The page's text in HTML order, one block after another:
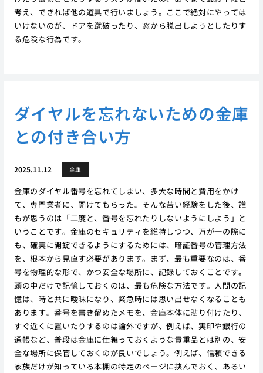
考え、できれば他の道具で行いましょう。ここで絶対にやっては
いけないのが、ドアを蹴破ったり、窓から脱出しようとしたりす
る危険な行為です。
ダイヤルを忘れないための金庫
との付き合い方
2025.11.12 金庫
金庫のダイヤル番号を忘れてしまい、多大な時間と費用をかけ
て、専門業者に、開けてもらった。そんな苦い経験をした後、誰
もが思うのは「二度と、番号を忘れたりしないようにしよう」と
いうことです。金庫のセキュリティを維持しつつ、万が一の際に
も、確実に開錠できるようにするためには、暗証番号の管理方法
を、根本から見直す必要があります。まず、最も重要なのは、番
号を物理的な形で、かつ安全な場所に、記録しておくことです。
頭の中だけで記憶しておくのは、最も危険な方法です。人間の記
憶は、時と共に曖昧になり、緊急時には思い出せなくなることも
あります。番号を書き留めたメモを、金庫本体に貼り付けたり、
すぐ近くに置いたりするのは論外ですが、例えば、実印や銀行の
通帳など、普段は金庫に仕舞っておくような貴重品とは別の、安
全な場所に保管しておくのが良いでしょう。例えば、信頼できる
家族だけが知っている本棚の特定のページに挟んでおく、あるい